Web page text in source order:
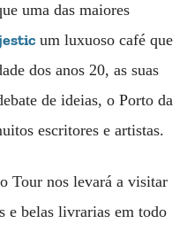
uma das maiores
um luxuoso café que
dos anos 20, as suas
de ideias, o Porto da
escritores e artistas.
Tour nos levará a visitar
e belas livrarias em todo